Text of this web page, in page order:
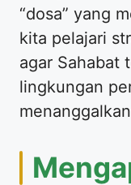
“dosa” yang
kita pelajari
agar Sahabat
lingkungan